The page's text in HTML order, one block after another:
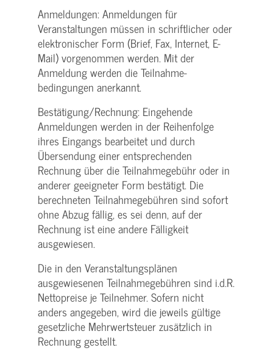
Anmeldungen: Anmeldungen für
Veranstaltungen müssen in schriftlicher oder
elektronischer Form (Brief, Fax, Internet, E-
Mail) vorgenommen werden. Mit der
Anmeldung werden die Teilnahme­
bedingungen anerkannt.
Bestätigung­/Rechnung: Eingehende
Anmeldungen werden in der Reihenfolge
ihres Eingangs bearbeitet und durch
Übersendung einer entsprechenden
Rechnung über die Teilnahmegebühr oder in
anderer geeigneter Form bestätigt. Die
berechneten Teilnahmegebühren sind sofort
ohne Abzug fällig, es sei denn, auf der
Rechnung ist eine andere Fälligkeit
ausgewiesen.
Die in den Veranstaltungsplänen
ausgewiesenen Teilnahmegebühren sind i.d.R.
Nettopreise je Teilnehmer. Sofern nicht
anders angegeben, wird die jeweils gültige
gesetzliche Mehrwertsteuer zusätzlich in
Rechnung gestellt.